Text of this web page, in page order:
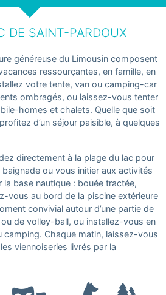
DE SAINT-PARDOUX
généreuse du Limousin composent
ressourçantes, en famille, en
votre tente, van ou camping-car
ombragés, ou laissez-vous tenter
homes et chalets. Quelle que soit
d’un séjour paisible, à quelques
directement à la plage du lac pour
ou vous initier aux activités
base nautique : bouée tractée,
vous au bord de la piscine extérieure
convivial autour d’une partie de
de volley-ball, ou installez-vous en
camping. Chaque matin, laissez-vous
viennoiseries livrés par la